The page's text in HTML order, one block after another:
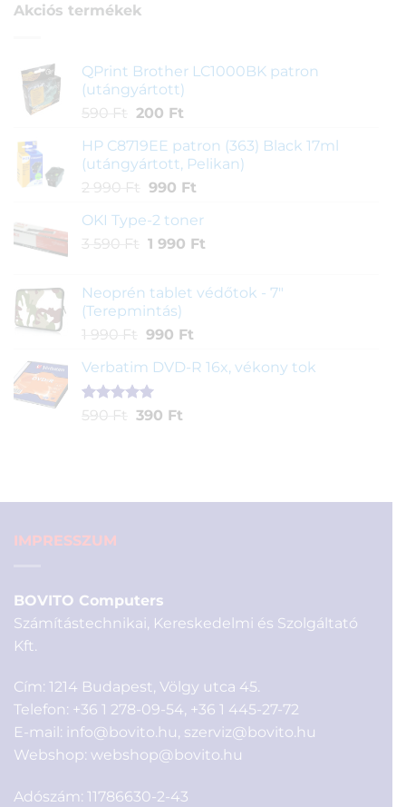
Akciós termékek
QPrint Brother LC1000BK patron
(utángyártott)
590 Ft
Original
was:
590 Ft.
200 FtCurrent
is:
200 Ft.
HP C8719EE patron (363) Black 17ml
(utángyártott, Pelikan)
2 990 Ft
Original
was:
2
990 FtCurrent
is:
990 Ft.
OKI Type-2 toner
3 590 Ft
Original
3
590 Ft.
1 990 FtCurrent
1
Neoprén tablet védőtok - 7"
(Terepmintás)
1 990 Ft
Original
was:
1
990 Ft.
990 FtCurrent
is:
Verbatim DVD-R 16x, vékony tok
Értékelés
1
590 Ft
Original
390 FtCurrent
IMPRESSZUM
BOVITO Computers
Számítástechnikai, Kereskedelmi és Szolgáltató
Kft.
Cím: 1214 Budapest, Völgy utca 45.
Telefon: +36 1 278-09-54, +36 1 445-27-72
E-mail: info@bovito.hu, szerviz@bovito.hu
Webshop: webshop@bovito.hu
Adószám: 11786630-2-43